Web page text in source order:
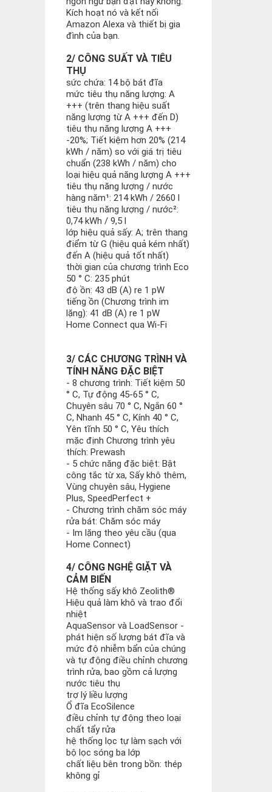
Kích hoạt nó và kết nối
Amazon Alexa và thiết bị gia
đình của bạn.
2/ CÔNG SUẤT VÀ TIÊU
THỤ
sức chứa: 14 bộ bát đĩa
mức tiêu thụ năng lượng: A
+++ (trên thang hiệu suất
năng lượng từ A +++ đến D)
tiêu thụ năng lượng A +++
-20%; Tiết kiệm hơn 20% (214
kWh / năm) so với giá trị tiêu
chuẩn (238 kWh / năm) cho
loại hiệu quả năng lượng A +++
tiêu thụ năng lượng / nước
hàng năm¹: 214 kWh / 2660 l
tiêu thụ năng lượng / nước²:
0,74 kWh / 9,5 l
lớp hiệu quả sấy: A; trên thang
điểm từ G (hiệu quả kém nhất)
đến A (hiệu quả tốt nhất)
thời gian của chương trình Eco
50 ° C: 235 phút
độ ồn: 43 dB (A) re 1 pW
tiếng ồn (Chương trình im
lặng): 41 dB (A) re 1 pW
Home Connect qua Wi-Fi
3/ CÁC CHƯƠNG TRÌNH VÀ
TÍNH NĂNG ĐẶC BIỆT
- 8 chương trình: Tiết kiệm 50
° C, Tự động 45-65 ° C,
Chuyên sâu 70 ° C, Ngắn 60 °
C, Nhanh 45 ° C, Kính 40 ° C,
Yên tĩnh 50 ° C, Yêu thích
mặc định Chương trình yêu
thích: Prewash
- 5 chức năng đặc biệt: Bật
công tắc từ xa, Sấy khô thêm,
Vùng chuyên sâu, Hygiene
Plus, SpeedPerfect +
- Chương trình chăm sóc máy
rửa bát: Chăm sóc máy
- Im lặng theo yêu cầu (qua
Home Connect)
4/ CÔNG NGHỆ GIẶT VÀ
CẢM BIẾN
Hệ thống sấy khô Zeolith®
Hiệu quả làm khô và trao đổi
nhiệt
AquaSensor và LoadSensor -
phát hiện số lượng bát đĩa và
mức độ nhiễm bẩn của chúng
và tự động điều chỉnh chương
trình rửa, bao gồm cả lượng
nước tiêu thụ
trợ lý liều lượng
Ổ đĩa EcoSilence
điều chỉnh tự động theo loại
chất tẩy rửa
hệ thống lọc tự làm sạch với
bộ lọc sóng ba lớp
chất liệu bên trong bồn: thép
không gỉ